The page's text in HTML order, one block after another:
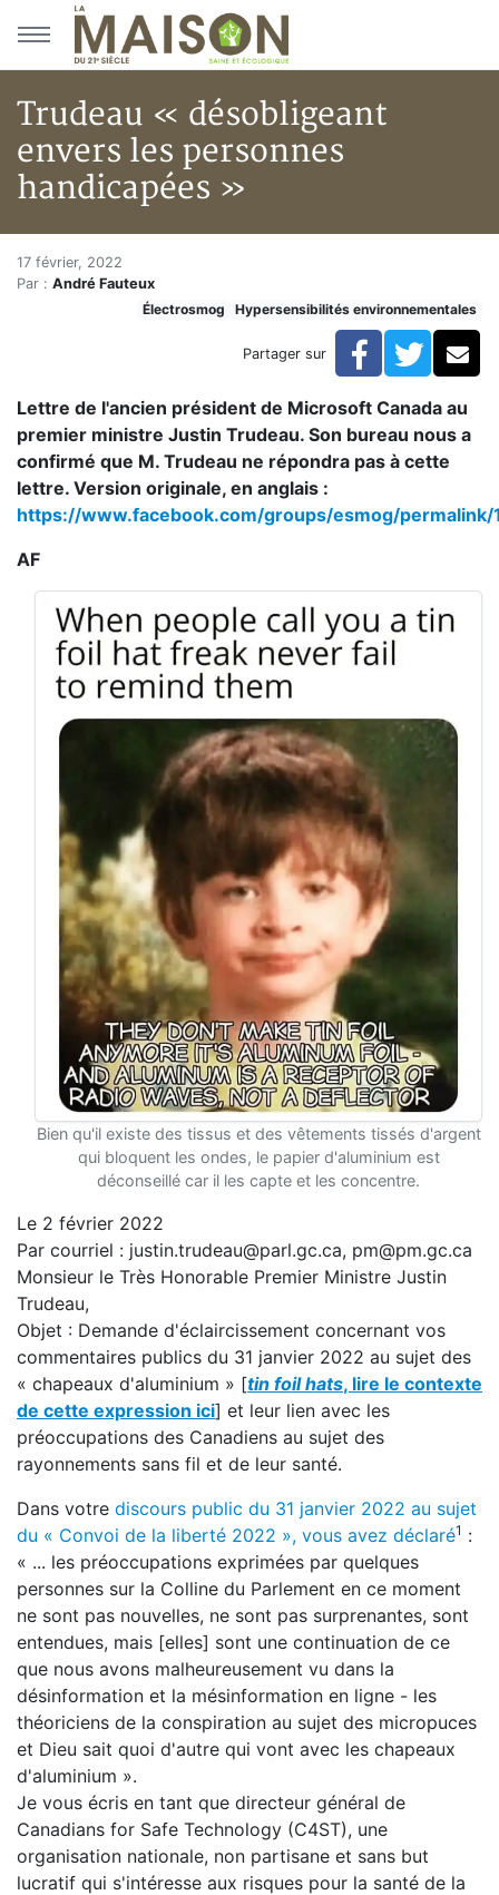
Aller au menu principal
Aller au contenu principal
Trudeau « désobligeant
envers les personnes
handicapées »
Accueil
Articles
Électrosmog
Trudeau « désobligeant envers les personnes
Trudeau « désobligeant
17 février, 2022
Par : André Fauteux
Électrosmog
Hypersensibilités environnementales
Partager sur Facebook
Lettre de l'ancien président de Microsoft Canada au
premier ministre Justin Trudeau. Son bureau nous a
confirmé que M. Trudeau ne répondra pas à cette
lettre. Version originale, en anglais :
https://www.facebook.com/groups/esmog/permalink/
AF
Bien qu'il existe des tissus et des vêtements tissés d'argent
qui bloquent les ondes, le papier d'aluminium est
déconseillé car il les capte et les concentre.
Le 2 février 2022
Par courriel : justin.trudeau@parl.gc.ca, pm@pm.gc.ca
Monsieur le Très Honorable Premier Ministre Justin
Trudeau,
Objet : Demande d'éclaircissement concernant vos
commentaires publics du 31 janvier 2022 au sujet des
« chapeaux d'aluminium » [tin foil hats, lire le contexte
de cette expression ici] et leur lien avec les
préoccupations des Canadiens au sujet des
rayonnements sans fil et de leur santé.
Dans votre discours public du 31 janvier 2022 au sujet
du « Convoi de la liberté 2022 », vous avez déclaré1 :
« ... les préoccupations exprimées par quelques
personnes sur la Colline du Parlement en ce moment
ne sont pas nouvelles, ne sont pas surprenantes, sont
entendues, mais [elles] sont une continuation de ce
que nous avons malheureusement vu dans la
désinformation et la mésinformation en ligne - les
théoriciens de la conspiration au sujet des micropuces
et Dieu sait quoi d'autre qui vont avec les chapeaux
d'aluminium ».
Je vous écris en tant que directeur général de
Canadians for Safe Technology (C4ST), une
organisation nationale, non partisane et sans but
lucratif qui s'intéresse aux risques pour la santé de la